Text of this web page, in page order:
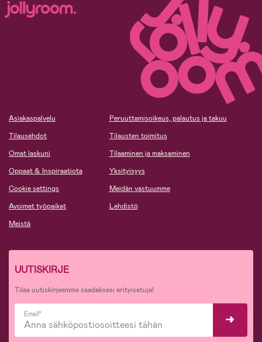
Asiakaspalvelu
Tilausehdot
Omat laskuni
Oppaat & Inspiraatiota
Cookie settings
Avoimet työpaikat
Meistä
Peruuttamisoikeus, palautus ja takuu
Tilausten toimitus
Tilaaminen ja maksaminen
Yksityisyys
Meidän vastuumme
Lehdistö
UUTISKIRJE
Tilaa uutiskirjeemme saadaksesi erityisetuja!
Email*